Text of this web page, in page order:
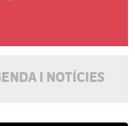
I NOTÍCIES